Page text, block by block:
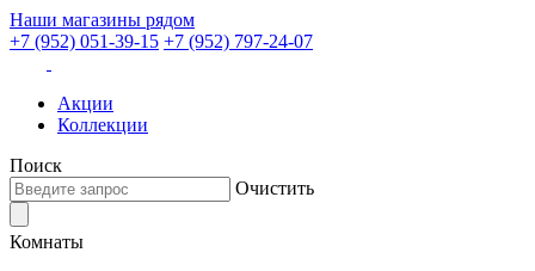
Наши магазины рядом
+7 (952) 051-39-15 +7 (952) 797-24-07
Акции
Коллекции
Поиск
Очистить
Комнаты